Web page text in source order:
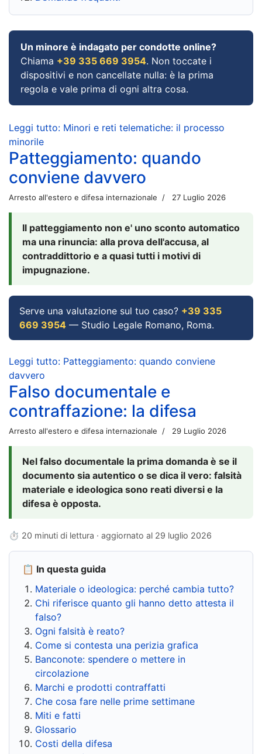
Un minore è indagato per condotte online?
Chiama +39 335 669 3954. Non toccate i
dispositivi e non cancellate nulla: è la prima
regola e vale prima di ogni altra cosa.
Leggi tutto: Minori e reti telematiche: il processo
minorile
Patteggiamento: quando
conviene davvero
Arresto all'estero e difesa internazionale 27 Luglio 2026
Il patteggiamento non e' uno sconto automatico
ma una rinuncia: alla prova dell'accusa, al
contraddittorio e a quasi tutti i motivi di
impugnazione.
Serve una valutazione sul tuo caso? +39 335
669 3954 — Studio Legale Romano, Roma.
Leggi tutto: Patteggiamento: quando conviene
davvero
Falso documentale e
contraffazione: la difesa
Arresto all'estero e difesa internazionale 29 Luglio 2026
Nel falso documentale la prima domanda è se il
documento sia autentico o se dica il vero: falsità
materiale e ideologica sono reati diversi e la
difesa è opposta.
⏱ 20 minuti di lettura · aggiornato al 29 luglio 2026
📋 In questa guida
Materiale o ideologica: perché cambia tutto?
Chi riferisce quanto gli hanno detto attesta il
falso?
Ogni falsità è reato?
Come si contesta una perizia grafica
Banconote: spendere o mettere in
circolazione
Marchi e prodotti contraffatti
Che cosa fare nelle prime settimane
Miti e fatti
Glossario
Costi della difesa